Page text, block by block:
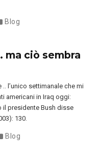
Blog
ma ciò sembra
l’unico settimanale che mi
americani in Iraq oggi:
il presidente Bush disse
130.
Blog